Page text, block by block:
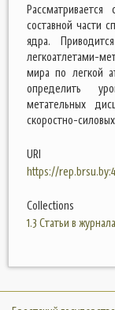
составной части
ядра.
легкоатлетами-
мира по легкой
определить
метательных
скоростно-
URI
https://
Collections
1.3 Статьи в